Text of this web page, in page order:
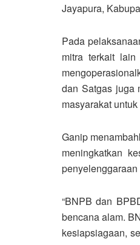
Jayapura,
Pada
mitra terkait
dan Satgas juga
masyarakat
Ganip
meningkatkan
“BNPB dan
bencana alam.
kesiapsiagaan,